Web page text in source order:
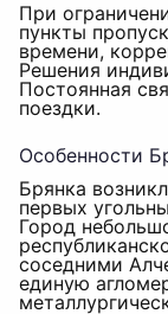
При
пункты
времени,
Решения
Постоянная
поездки.
Особенности
Брянка
первых
Город
соседними
единую